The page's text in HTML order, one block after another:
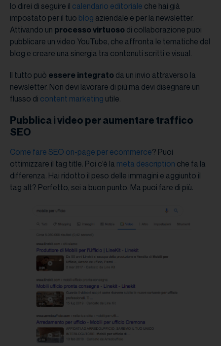
Io direi di seguire il calendario editoriale che hai già
impostato per il tuo blog aziendale e per la newsletter.
Attivando un processo virtuoso di collaborazione puoi
pubblicare un video YouTube, che affronta le tematiche del
blog e creare una sinergia tra contenuti scritti e visual.
Il tutto può essere integrato da un invio attraverso la
newsletter. Non devi lavorare di più ma devi disegnare un
flusso di content marketing utile.
Pubblica i video per aumentare traffico
SEO
Come fare SEO on-page per ecommerce? Puoi
ottimizzare il tag title. Poi c’è la meta description che fa la
differenza. Hai ridotto il peso delle immagini e aggiunto il
tag alt? Perfetto, sei a buon punto. Ma puoi fare di più.